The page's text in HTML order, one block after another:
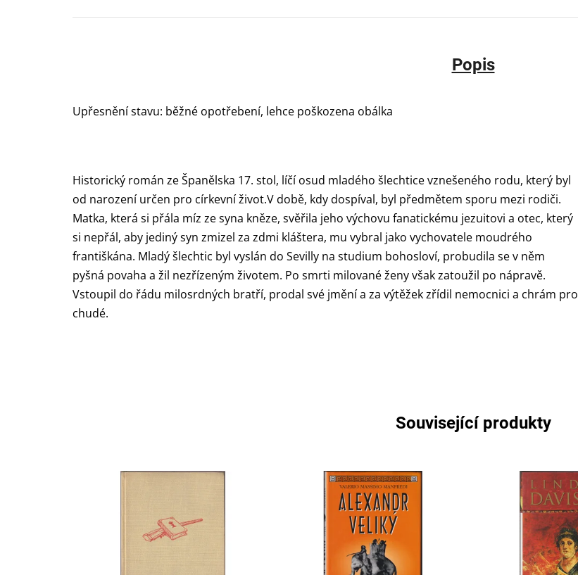
Popis
Upřesnění stavu: běžné opotřebení, lehce poškozena obálka
Historický román ze Španělska 17. stol, líčí osud mladého šlechtice vznešeného rodu, který byl
od narození určen pro církevní život.V době, kdy dospíval, byl předmětem sporu mezi rodiči.
Matka, která si přála míz ze syna kněze, svěřila jeho výchovu fanatickému jezuitovi a otec, který
si nepřál, aby jediný syn zmizel za zdmi kláštera, mu vybral jako vychovatele moudrého
františkána. Mladý šlechtic byl vyslán do Sevilly na studium bohosloví, probudila se v něm
pyšná povaha a žil nezřízeným životem. Po smrti milované ženy však zatoužil po nápravě.
Vstoupil do řádu milosrdných bratří, prodal své jmění a za výtěžek zřídil nemocnici a chrám pro
chudé.
Související produkty